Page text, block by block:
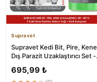
Supravet
Supravet Kedi Bit, Pire, Kene
Dış Parazit Uzaklaştırıcı Set -
695,99 ₺